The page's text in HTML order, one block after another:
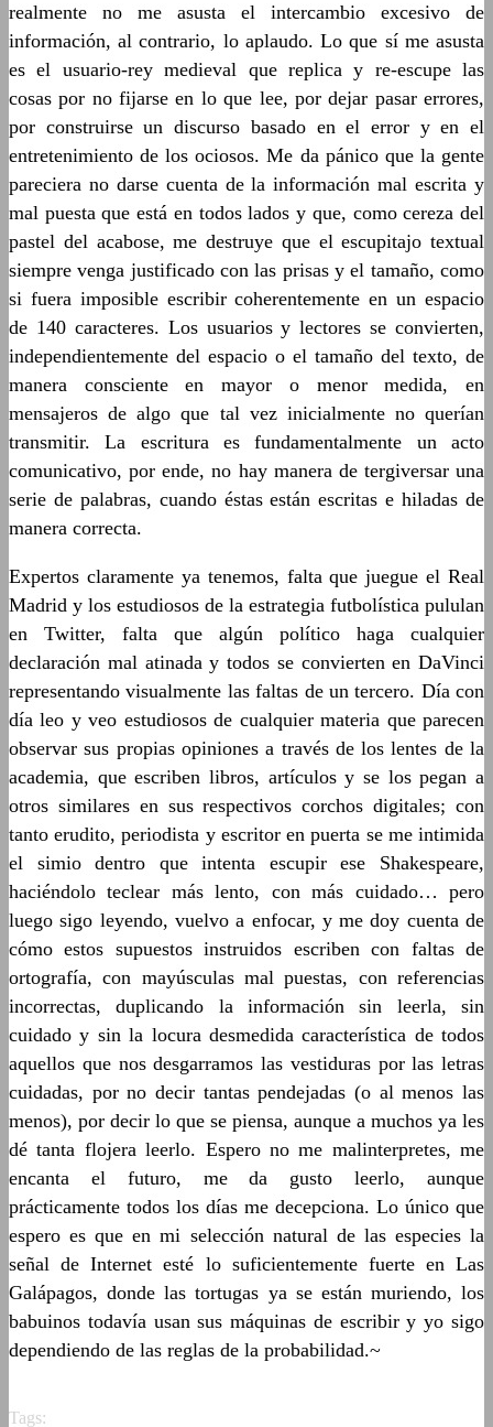
realmente no me asusta el intercambio excesivo de
información, al contrario, lo aplaudo. Lo que sí me asusta
es el usuario-rey medieval que replica y re-escupe las
cosas por no fijarse en lo que lee, por dejar pasar errores,
por construirse un discurso basado en el error y en el
entretenimiento de los ociosos. Me da pánico que la gente
pareciera no darse cuenta de la información mal escrita y
mal puesta que está en todos lados y que, como cereza del
pastel del acabose, me destruye que el escupitajo textual
siempre venga justificado con las prisas y el tamaño, como
si fuera imposible escribir coherentemente en un espacio
de 140 caracteres. Los usuarios y lectores se convierten,
independientemente del espacio o el tamaño del texto, de
manera consciente en mayor o menor medida, en
mensajeros de algo que tal vez inicialmente no querían
transmitir. La escritura es fundamentalmente un acto
comunicativo, por ende, no hay manera de tergiversar una
serie de palabras, cuando éstas están escritas e hiladas de
manera correcta.
Expertos claramente ya tenemos, falta que juegue el Real
Madrid y los estudiosos de la estrategia futbolística pululan
en Twitter, falta que algún político haga cualquier
declaración mal atinada y todos se convierten en DaVinci
representando visualmente las faltas de un tercero. Día con
día leo y veo estudiosos de cualquier materia que parecen
observar sus propias opiniones a través de los lentes de la
academia, que escriben libros, artículos y se los pegan a
otros similares en sus respectivos corchos digitales; con
tanto erudito, periodista y escritor en puerta se me intimida
el simio dentro que intenta escupir ese Shakespeare,
haciéndolo teclear más lento, con más cuidado… pero
luego sigo leyendo, vuelvo a enfocar, y me doy cuenta de
cómo estos supuestos instruidos escriben con faltas de
ortografía, con mayúsculas mal puestas, con referencias
incorrectas, duplicando la información sin leerla, sin
cuidado y sin la locura desmedida característica de todos
aquellos que nos desgarramos las vestiduras por las letras
cuidadas, por no decir tantas pendejadas (o al menos las
menos), por decir lo que se piensa, aunque a muchos ya les
dé tanta flojera leerlo. Espero no me malinterpretes, me
encanta el futuro, me da gusto leerlo, aunque
prácticamente todos los días me decepciona. Lo único que
espero es que en mi selección natural de las especies la
señal de Internet esté lo suficientemente fuerte en Las
Galápagos, donde las tortugas ya se están muriendo, los
babuinos todavía usan sus máquinas de escribir y yo sigo
dependiendo de las reglas de la probabilidad.~
Tags: